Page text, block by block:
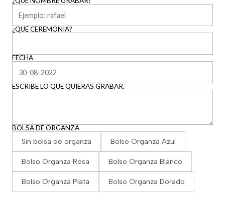
¿QUÉ CEREMONIA?
FECHA
ESCRIBE LO QUE QUIERAS GRABAR.
BOLSA DE ORGANZA
Sin bolsa de organza Bolso Organza Azul
Bolso Organza Rosa Bolso Organza Blanco
Bolso Organza Plata Bolso Organza Dorado